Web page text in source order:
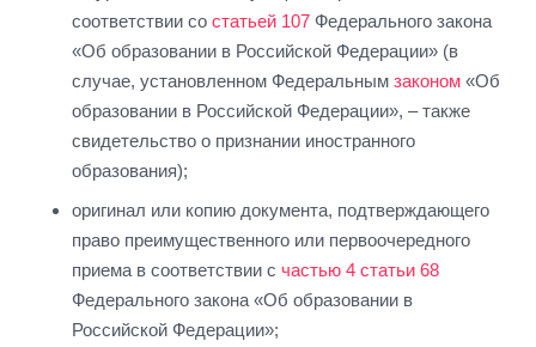
соответствии со статьей 107 Федерального закона
«Об образовании в Российской Федерации» (в
случае, установленном Федеральным законом «Об
образовании в Российской Федерации», – также
свидетельство о признании иностранного
образования);
оригинал или копию документа, подтверждающего
право преимущественного или первоочередного
приема в соответствии с частью 4 статьи 68
Федерального закона «Об образовании в
Российской Федерации»;